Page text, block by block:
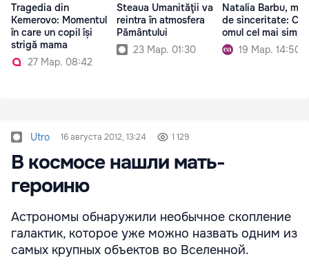
Tragedia din
Kemerovo: Momentul
în care un copil își
strigă mama
27 Мар. 08:42
Steaua Umanităţii va
reintra în atmosfera
Pământului
23 Мар. 01:30
Natalia Barbu,
de sinceritate:
omul cel mai
19 Мар. 14:50
Utro 16 августа 2012, 13:24 1 129
В космосе нашли мать-
героиню
Астрономы обнаружили необычное скопление
галактик, которое уже можно назвать одним из
самых крупных объектов во Вселенной.